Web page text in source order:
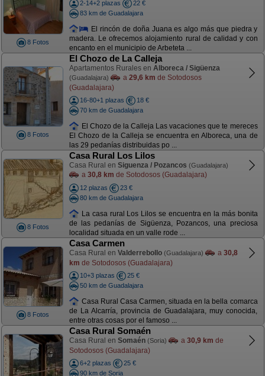
8 Fotos
2-14+2 plazas
22 €
83 km de Guadalajara
El rincón de doña Juana es algo más que piedra y
madera. Le ofrecemos alojamiento rural de calidad y con
encanto en el municipio de Arbeteta ...
8 Fotos
El Chozo de La Calleja
Apartamentos Rurales en Alboreca / Sigüenza
(Guadalajara) a 29,6 km de Sotodosos
(Guadalajara)
16-80+1 plazas
18 €
70 km de Guadalajara
El Chozo de la Calleja Las vacaciones que te mereces
El Chozo de la Calleja se encuentra en Alboreca, una de
las 29 pedanías distribuidas po ...
8 Fotos
Casa Rural Los Lilos
Casa Rural en Siguenza / Pozancos (Guadalajara)
a 30,8 km de Sotodosos (Guadalajara)
12 plazas
23 €
80 km de Guadalajara
La casa rural Los Lilos se encuentra en la más bonita
de las pedanías de Sigüenza, Pozancos, una preciosa
localidad situada en un valle rode ...
8 Fotos
Casa Carmen
Casa Rural en Valderrebollo (Guadalajara) a 30,8
km de Sotodosos (Guadalajara)
10+3 plazas
25 €
50 km de Guadalajara
Casa Rural Casa Carmen, situada en la bella comarca
de La Alcarría, provincia de Guadalajara, muy conocida,
entre otras cosas por el famoso ...
Casa Rural Somaén
Casa Rural en Somaén (Soria) a 30,9 km de
Sotodosos (Guadalajara)
6+2 plazas
25 €
90 km de Soria